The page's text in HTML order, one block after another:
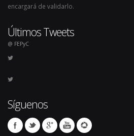
encargará de validarlo.
Últimos Tweets
@ FEPyC
Síguenos